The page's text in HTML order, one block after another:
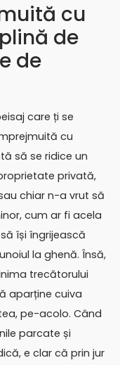
cu
de
de
care ți se
cu
să se ridice un
privată,
chiar n-a vrut să
cum ar fi acela
își îngrijească
la ghenă. Însă,
trecătorului
aparține cuiva
pe-acolo. Când
parcate și
e clar că prin jur